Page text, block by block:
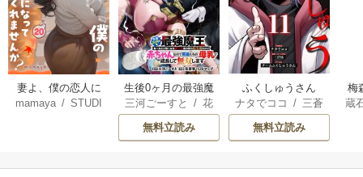
妻よ、僕の恋人に
なってくれません
mamaya/STUDI
生後0ヶ月の最強魔
王 食べるだけ強
くなるチート能力
持ち転生者だけど
雄たちの母乳で成
三河ごーすと /花
房雪/ マップ
無料立読み
ふくしゅうさん
ナタでココ /三蒼
/
チームふくし
ゅうさん
無料立読み
梅
蔵